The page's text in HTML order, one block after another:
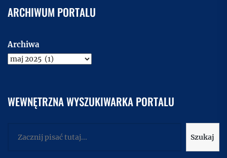
ARCHIWUM PORTALU
Archiwa
WEWNĘTRZNA WYSZUKIWARKA PORTALU
Szukaj